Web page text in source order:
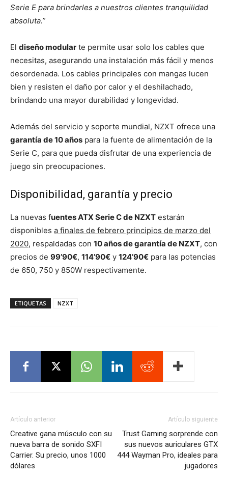
Serie E para brindarles a nuestros clientes tranquilidad
absoluta.”
El diseño modular te permite usar solo los cables que
necesitas, asegurando una instalación más fácil y menos
desordenada. Los cables principales con mangas lucen
bien y resisten el daño por calor y el deshilachado,
brindando una mayor durabilidad y longevidad.
Además del servicio y soporte mundial, NZXT ofrece una
garantía de 10 años para la fuente de alimentación de la
Serie C, para que pueda disfrutar de una experiencia de
juego sin preocupaciones.
Disponibilidad, garantía y precio
La nuevas fuentes ATX Serie C de NZXT estarán
disponibles a finales de febrero principios de marzo del
2020, respaldadas con 10 años de garantía de NZXT, con
precios de 99’90€, 114’90€ y 124’90€ para las potencias
de 650, 750 y 850W respectivamente.
ETIQUETAS NZXT
Artículo anterior
Creative gana músculo con su
nueva barra de sonido SXFI
Carrier. Su precio, unos 1000
dólares
Artículo siguiente
Trust Gaming sorprende con
sus nuevos auriculares GTX
444 Wayman Pro, ideales para
jugadores